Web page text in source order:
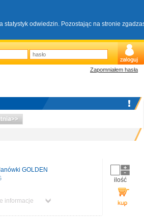
odwiedzin. Pozostając na stronie
Zapomniałem hasła
GOLDEN
informacje
ilość